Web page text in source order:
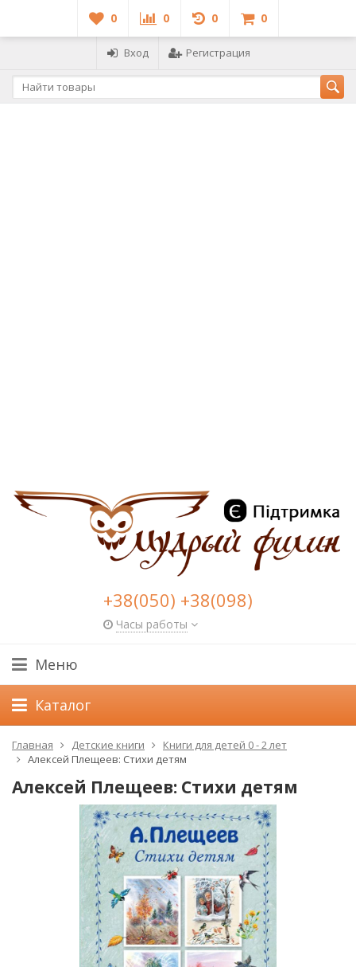
0 0 0 0
Вход Регистрация
+38(050) +38(098)
Часы работы
Меню
Каталог
Главная Детские книги
Книги для детей 0 - 2 лет
Алексей Плещеев: Стихи детям
Алексей Плещеев: Стихи детям